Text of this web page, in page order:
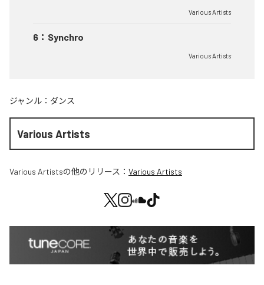
Various Artists
6 ： Synchro
Various Artists
ジャンル： ダンス
Various Artists
Various Artistsの他のリリース： Various Artists